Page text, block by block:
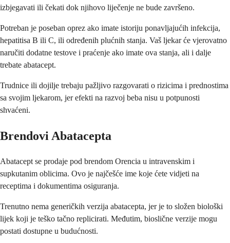
izbjegavati ili čekati dok njihovo liječenje ne bude završeno.
Potreban je poseban oprez ako imate istoriju ponavljajućih infekcija,
hepatitisa B ili C, ili određenih plućnih stanja. Vaš ljekar će vjerovatno
naručiti dodatne testove i praćenje ako imate ova stanja, ali i dalje
trebate abatacept.
Trudnice ili dojilje trebaju pažljivo razgovarati o rizicima i prednostima
sa svojim ljekarom, jer efekti na razvoj beba nisu u potpunosti
shvaćeni.
Brendovi Abatacepta
Abatacept se prodaje pod brendom Orencia u intravenskim i
supkutanim oblicima. Ovo je najčešće ime koje ćete vidjeti na
receptima i dokumentima osiguranja.
Trenutno nema generičkih verzija abatacepta, jer je to složen biološki
lijek koji je teško tačno replicirati. Međutim, bioslične verzije mogu
postati dostupne u budućnosti.